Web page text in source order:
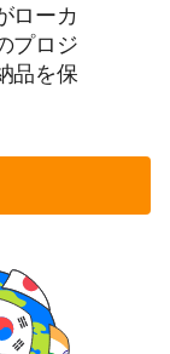
ローカ
プロジ
品を保